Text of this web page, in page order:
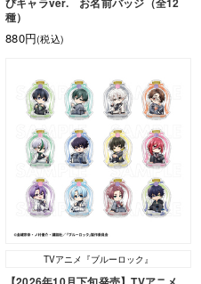
種）
880円(税込)
TVアニメ『ブルーロック』